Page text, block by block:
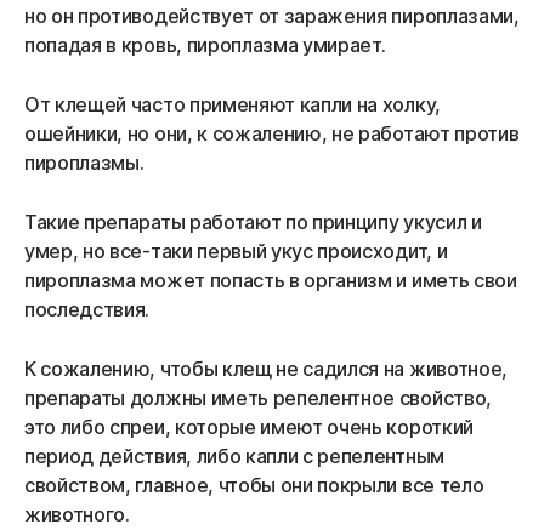
но он противодействует от заражения пироплазами,
попадая в кровь, пироплазма умирает.
От клещей часто применяют капли на холку,
ошейники, но они, к сожалению, не работают против
пироплазмы.
Такие препараты работают по принципу укусил и
умер, но все-таки первый укус происходит, и
пироплазма может попасть в организм и иметь свои
последствия.
К сожалению, чтобы клещ не садился на животное,
препараты должны иметь репелентное свойство,
это либо спреи, которые имеют очень короткий
период действия, либо капли с репелентным
свойством, главное, чтобы они покрыли все тело
животного.